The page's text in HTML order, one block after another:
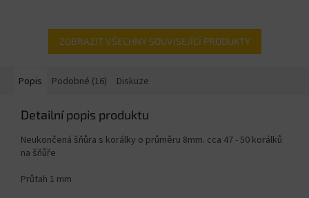
ZOBRAZIT VŠECHNY SOUVISEJÍCÍ PRODUKTY
Popis Podobné (16) Diskuze
Detailní popis produktu
Neukončená šňůra s korálky o průměru 8mm. cca 47 - 50 korálků
na šňůře
Průtah 1 mm